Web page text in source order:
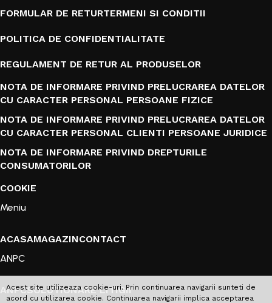
FORMULAR DE RETURTERMENI SI CONDITII
POLITICA DE CONFIDENTIALITATE
REGULAMENT DE RETUR AL PRODUSELOR
NOTA DE INFORMARE PRIVIND PRELUCRAREA DATELOR
CU CARACTER PERSONAL PERSOANE FIZICE
NOTA DE INFORMARE PRIVIND PRELUCRAREA DATELOR
CU CARACTER PERSONAL CLIENTI PERSOANE JURIDICE
NOTA DE INFORMARE PRIVIND DREPTURILE
CONSUMATORILOR
COOKIE
Meniu
ACASAMAGAZINCONTACT
ANPC
ANPCSOLUTIONARE LITIGII
Acest site utilizeaza cookie-uri. Prin continuarea navigarii sunteti de
acord cu utilizarea cookie. Continuarea navigarii implica acceptarea